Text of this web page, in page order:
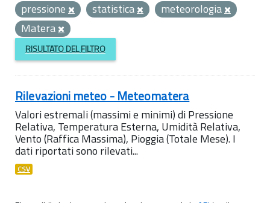
pressione
statistica
meteorologia
Matera
RISULTATO DEL FILTRO
Rilevazioni meteo - Meteomatera
Valori estremali (massimi e minimi) di Pressione
Relativa, Temperatura Esterna, Umidità Relativa,
Vento (Raffica Massima), Pioggia (Totale Mese). I
dati riportati sono rilevati...
CSV